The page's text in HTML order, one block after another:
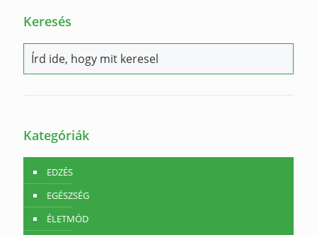
Keresés
Kategóriák
EDZÉS
EGÉSZSÉG
ÉLETMÓD